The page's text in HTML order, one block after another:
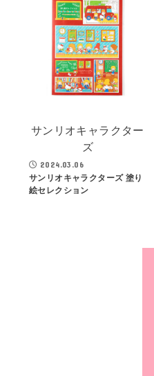
サンリオキャラクター
ズ
2024.03.06
サンリオキャラクターズ 塗り
絵セレクション